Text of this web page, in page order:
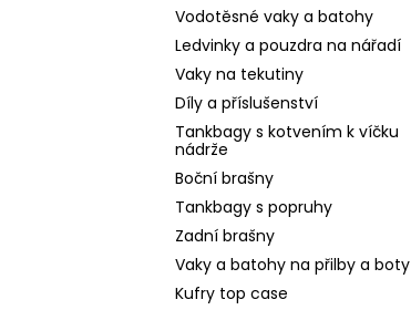
Vodotěsné vaky a batohy
Ledvinky a pouzdra na nářadí
Vaky na tekutiny
Díly a příslušenství
Tankbagy s kotvením k víčku
nádrže
Boční brašny
Tankbagy s popruhy
Zadní brašny
Vaky a batohy na přilby a boty
Kufry top case